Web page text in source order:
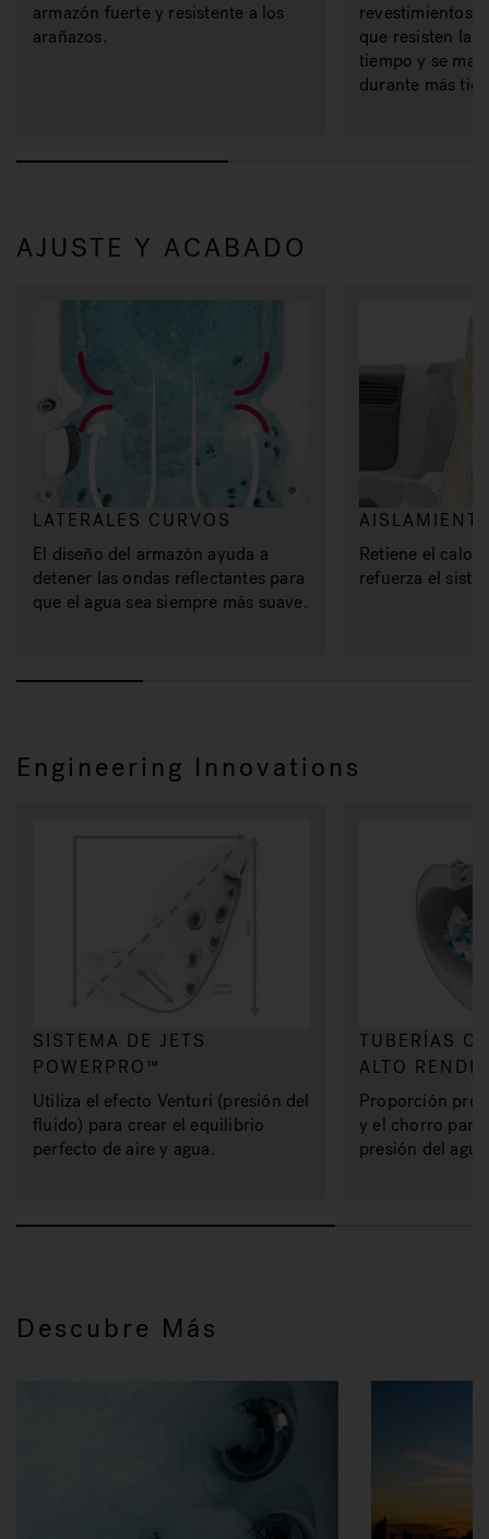
armazón fuerte y resistente a los
arañazos.
revestimientos
que resisten las
tiempo y se
durante más
AJUSTE Y ACABADO
LATERALES CURVOS
El diseño del armazón ayuda a
detener las ondas reflectantes para
que el agua sea siempre más suave.
Retiene el
refuerza el
Engineering Innovations
SISTEMA DE JETS
POWERPRO™
Utiliza el efecto Venturi (presión del
fluido) para crear el equilibrio
perfecto de aire y agua.
TUBERÍAS
ALTO
Proporción
y el chorro para
presión del
Descubre Más